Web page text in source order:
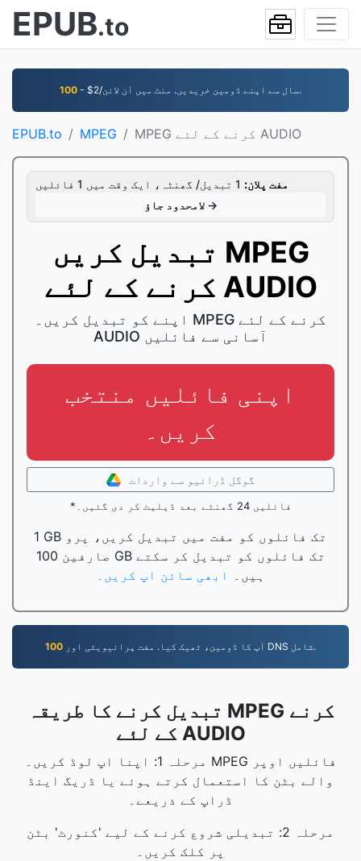
EPUB.to
100 - $2/سال سے اپنے ڈومین خریدیں. منٹ میں آن لائن.
EPUB.to MPEG MPEG کرنے کے لئے AUDIO
مفت پلان:
لامحدود جاؤ →
تبدیل کریں MPEG
کرنے کے لئے AUDIO
اپنے کو تبدیل کریں۔ MPEG کرنے کے لئے
AUDIO آسانی سے فائلیں
اپنی فائلیں منتخب
کریں۔
گوگل ڈرائیو سے واردات
*فائلیں 24 گھنٹے بعد ڈیلیٹ کر دی گئیں۔
1 GB تک فائلوں کو مفت میں تبدیل کریں، پرو
صارفین 100 GB تک فائلوں کو تبدیل کر سکتے
ہیں۔ ابھی سائن اپ کریں۔
100 آپ کا ڈومین، ٹھیک کیا. مفت پرائیویٹی اور DNS شامل.
تبدیل کرنے کا طریقہ MPEG کرنے
کے لئے AUDIO
مرحلہ 1: اپنا اپ لوڈ کریں۔ MPEG فائلیں اوپر
والے بٹن کا استعمال کرتے ہوئے یا ڈریگ اینڈ
ڈراپ کے ذریعے۔
مرحلہ 2: تبدیلی شروع کرنے کے لیے 'کنورٹ' بٹن
پر کلک کریں۔